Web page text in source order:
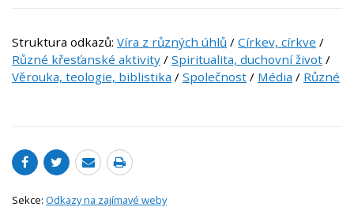
Struktura odkazů: Víra z různých úhlů / Církev, církve /
Různé křesťanské aktivity / Spiritualita, duchovní život /
Věrouka, teologie, biblistika / Společnost / Média / Různé
Sekce: Odkazy na zajímavé weby